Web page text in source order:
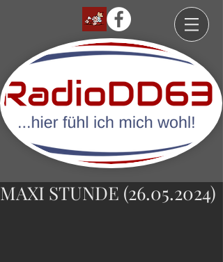
MAXI STUNDE (26.05.2024)